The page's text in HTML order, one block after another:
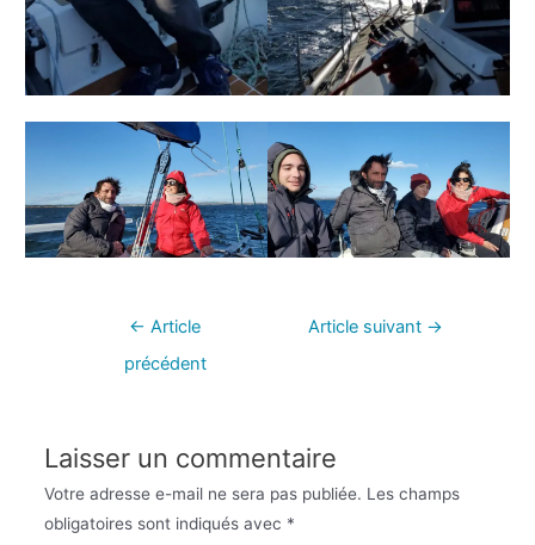
← Article
précédent
Article suivant →
Laisser un commentaire
Votre adresse e-mail ne sera pas publiée. Les champs
obligatoires sont indiqués avec *